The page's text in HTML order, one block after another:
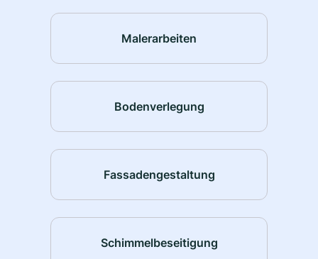
Malerarbeiten
Bodenverlegung
Fassadengestaltung
Schimmelbeseitigung